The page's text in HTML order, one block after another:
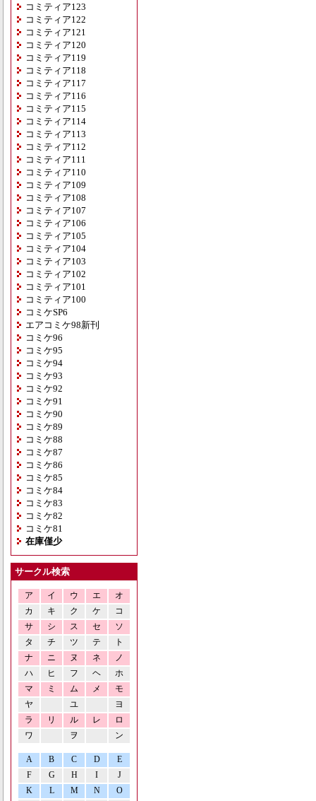
コミティア123
コミティア122
コミティア121
コミティア120
コミティア119
コミティア118
コミティア117
コミティア116
コミティア115
コミティア114
コミティア113
コミティア112
コミティア111
コミティア110
コミティア109
コミティア108
コミティア107
コミティア106
コミティア105
コミティア104
コミティア103
コミティア102
コミティア101
コミティア100
コミケSP6
エアコミケ98新刊
コミケ96
コミケ95
コミケ94
コミケ93
コミケ92
コミケ91
コミケ90
コミケ89
コミケ88
コミケ87
コミケ86
コミケ85
コミケ84
コミケ83
コミケ82
コミケ81
在庫僅少
サークル検索
ア イ ウ エ
オ
カ
キ ク ケ
コ
サ
シ ス セ
ソ
タ
チ ツ テ
ト
ナ
ニ ヌ ネ
ノ
ハ
ヒ フ ヘ
ホ
マ
ミ ム メ
モ
ヤ
ユ
ヨ
ラ
リ ル レ
ロ
ワ
ヲ ン
A B C D
E
F
G H I
J
K
L M N O